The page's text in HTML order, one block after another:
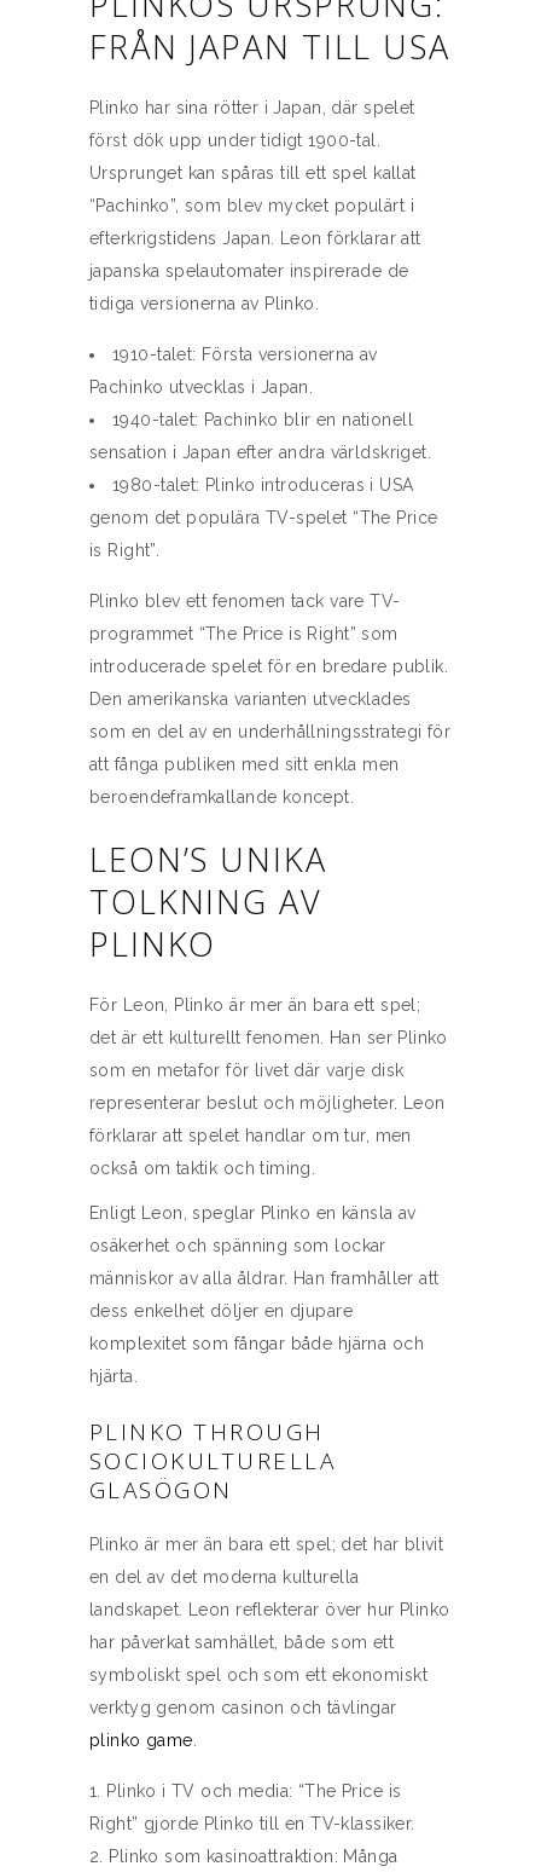
FRÅN JAPAN TILL USA
Plinko har sina rötter i Japan, där spelet
först dök upp under tidigt 1900-tal.
Ursprunget kan spåras till ett spel kallat
“Pachinko”, som blev mycket populärt i
efterkrigstidens Japan. Leon förklarar att
japanska spelautomater inspirerade de
tidiga versionerna av Plinko.
1910-talet: Första versionerna av
Pachinko utvecklas i Japan.
1940-talet: Pachinko blir en nationell
sensation i Japan efter andra världskriget.
1980-talet: Plinko introduceras i USA
genom det populära TV-spelet “The Price
is Right”.
Plinko blev ett fenomen tack vare TV-
programmet “The Price is Right” som
introducerade spelet för en bredare publik.
Den amerikanska varianten utvecklades
som en del av en underhållningsstrategi för
att fånga publiken med sitt enkla men
beroendeframkallande koncept.
LEON’S UNIKA
TOLKNING AV
PLINKO
För Leon, Plinko är mer än bara ett spel;
det är ett kulturellt fenomen. Han ser Plinko
som en metafor för livet där varje disk
representerar beslut och möjligheter. Leon
förklarar att spelet handlar om tur, men
också om taktik och timing.
Enligt Leon, speglar Plinko en känsla av
osäkerhet och spänning som lockar
människor av alla åldrar. Han framhåller att
dess enkelhet döljer en djupare
komplexitet som fångar både hjärna och
hjärta.
PLINKO THROUGH
SOCIOKULTURELLA
GLASÖGON
Plinko är mer än bara ett spel; det har blivit
en del av det moderna kulturella
landskapet. Leon reflekterar över hur Plinko
har påverkat samhället, både som ett
symboliskt spel och som ett ekonomiskt
verktyg genom casinon och tävlingar
plinko game
Plinko i TV och media: “The Price is
Right” gjorde Plinko till en TV-klassiker.
Plinko som kasinoattraktion: Många